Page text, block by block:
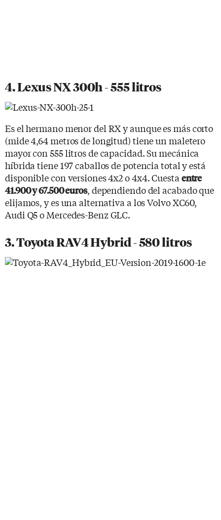
4. Lexus NX 300h - 555 litros
Es el hermano menor del RX y aunque es más corto
(mide 4,64 metros de longitud) tiene un maletero
mayor con 555 litros de capacidad. Su mecánica
híbrida tiene 197 caballos de potencia total y está
disponible con versiones 4x2 o 4x4. Cuesta entre
41.900 y 67.500 euros, dependiendo del acabado que
elijamos, y es una alternativa a los Volvo XC60,
Audi Q5 o Mercedes-Benz GLC.
3. Toyota RAV4 Hybrid - 580 litros